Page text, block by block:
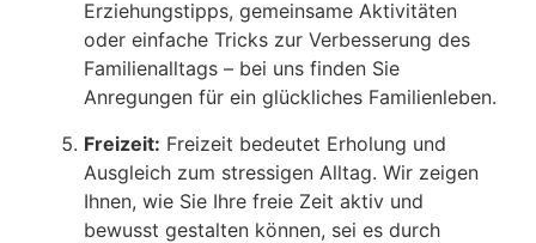
Erziehungstipps, gemeinsame Aktivitäten
oder einfache Tricks zur Verbesserung des
Familienalltags – bei uns finden Sie
Anregungen für ein glückliches Familienleben.
Freizeit: Freizeit bedeutet Erholung und
Ausgleich zum stressigen Alltag. Wir zeigen
Ihnen, wie Sie Ihre freie Zeit aktiv und
bewusst gestalten können, sei es durch